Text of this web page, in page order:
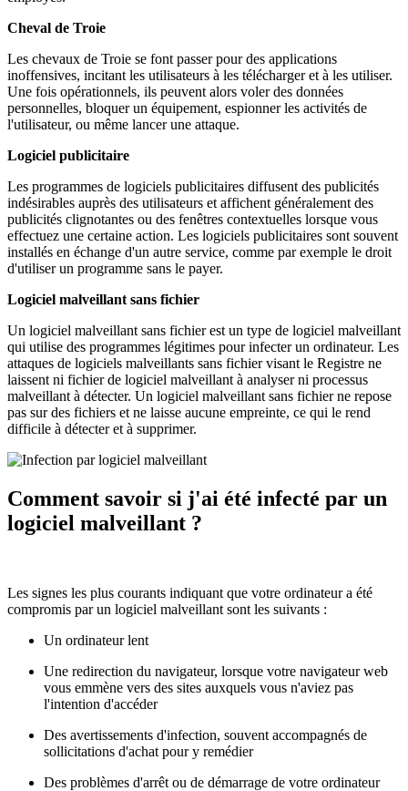
Cheval de Troie
Les chevaux de Troie se font passer pour des applications
inoffensives, incitant les utilisateurs à les télécharger et à les utiliser.
Une fois opérationnels, ils peuvent alors voler des données
personnelles, bloquer un équipement, espionner les activités de
l'utilisateur, ou même lancer une attaque.
Logiciel publicitaire
Les programmes de logiciels publicitaires diffusent des publicités
indésirables auprès des utilisateurs et affichent généralement des
publicités clignotantes ou des fenêtres contextuelles lorsque vous
effectuez une certaine action. Les logiciels publicitaires sont souvent
installés en échange d'un autre service, comme par exemple le droit
d'utiliser un programme sans le payer.
Logiciel malveillant sans fichier
Un logiciel malveillant sans fichier est un type de logiciel malveillant
qui utilise des programmes légitimes pour infecter un ordinateur. Les
attaques de logiciels malveillants sans fichier visant le Registre ne
laissent ni fichier de logiciel malveillant à analyser ni processus
malveillant à détecter. Un logiciel malveillant sans fichier ne repose
pas sur des fichiers et ne laisse aucune empreinte, ce qui le rend
difficile à détecter et à supprimer.
Comment savoir si j'ai été infecté par un
logiciel malveillant ?
Les signes les plus courants indiquant que votre ordinateur a été
compromis par un logiciel malveillant sont les suivants :
Un ordinateur lent
Une redirection du navigateur, lorsque votre navigateur web
vous emmène vers des sites auxquels vous n'aviez pas
l'intention d'accéder
Des avertissements d'infection, souvent accompagnés de
sollicitations d'achat pour y remédier
Des problèmes d'arrêt ou de démarrage de votre ordinateur